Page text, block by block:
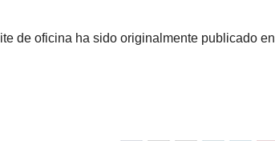
de oficina ha sido originalmente publicado en